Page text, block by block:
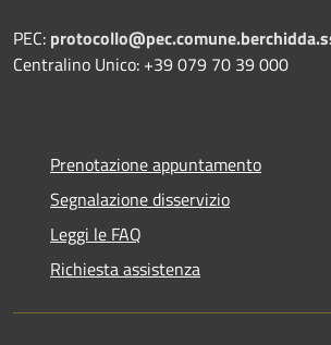
PEC:
Centralino Unico: +39 079 70 39 000
Prenotazione appuntamento
Segnalazione disservizio
Leggi le FAQ
Richiesta assistenza